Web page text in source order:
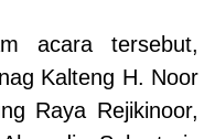
acara tersebut,
Kalteng H. Noor
Raya Rejikinoor,